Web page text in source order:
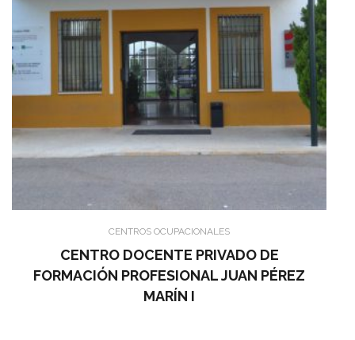
CENTROS OCUPACIONALES
CENTRO DOCENTE PRIVADO DE
FORMACIÓN PROFESIONAL JUAN PÉREZ
MARÍN I